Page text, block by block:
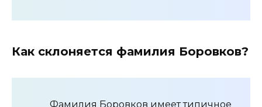
Как склоняется фамилия Боровков?
Фамилия Боровков имеет типичное